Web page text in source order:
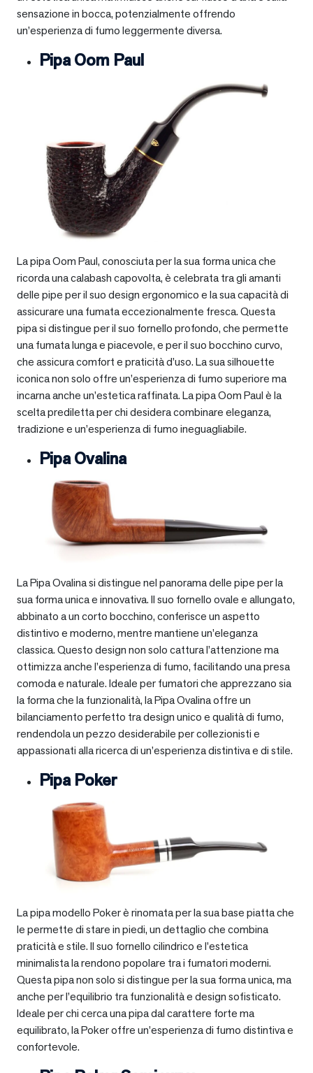
sensazione in bocca, potenzialmente offrendo
un’esperienza di fumo leggermente diversa.
Pipa Oom Paul
La pipa Oom Paul, conosciuta per la sua forma unica che
ricorda una calabash capovolta, è celebrata tra gli amanti
delle pipe per il suo design ergonomico e la sua capacità di
assicurare una fumata eccezionalmente fresca. Questa
pipa si distingue per il suo fornello profondo, che permette
una fumata lunga e piacevole, e per il suo bocchino curvo,
che assicura comfort e praticità d’uso. La sua silhouette
iconica non solo offre un’esperienza di fumo superiore ma
incarna anche un’estetica raffinata. La pipa Oom Paul è la
scelta prediletta per chi desidera combinare eleganza,
tradizione e un’esperienza di fumo ineguagliabile.
Pipa Ovalina
La Pipa Ovalina si distingue nel panorama delle pipe per la
sua forma unica e innovativa. Il suo fornello ovale e allungato,
abbinato a un corto bocchino, conferisce un aspetto
distintivo e moderno, mentre mantiene un’eleganza
classica. Questo design non solo cattura l’attenzione ma
ottimizza anche l’esperienza di fumo, facilitando una presa
comoda e naturale. Ideale per fumatori che apprezzano sia
la forma che la funzionalità, la Pipa Ovalina offre un
bilanciamento perfetto tra design unico e qualità di fumo,
rendendola un pezzo desiderabile per collezionisti e
appassionati alla ricerca di un’esperienza distintiva e di stile.
Pipa Poker
La pipa modello Poker è rinomata per la sua base piatta che
le permette di stare in piedi, un dettaglio che combina
praticità e stile. Il suo fornello cilindrico e l’estetica
minimalista la rendono popolare tra i fumatori moderni.
Questa pipa non solo si distingue per la sua forma unica, ma
anche per l’equilibrio tra funzionalità e design sofisticato.
Ideale per chi cerca una pipa dal carattere forte ma
equilibrato, la Poker offre un’esperienza di fumo distintiva e
confortevole.